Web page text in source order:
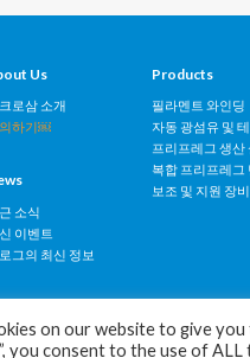
Us
로삼 소개
하기￼
소식
이벤트
그의 최신 정보
Products
필라멘트 와인딩
자동 광섬유 및
프리프레그 생산
복합 프리프레그
보조 및 지원 장비
on our website to give
you consent to the use of